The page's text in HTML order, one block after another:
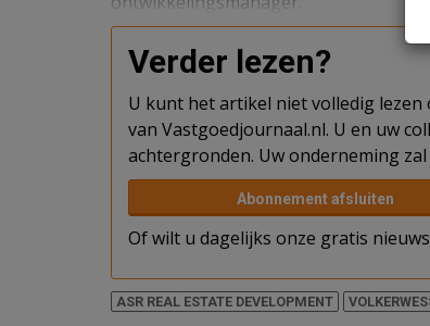
Verder lezen?
U kunt het artikel niet volledig
van Vastgoedjournaal.nl. U en uw
achtergronden. Uw onderneming
Abonnement afsluiten
Of wilt u dagelijks onze gratis
ASR REAL ESTATE DEVELOPMENT